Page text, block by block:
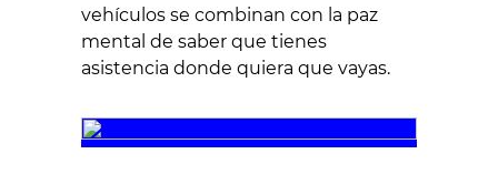
vehículos se combinan con la paz
mental de saber que tienes
asistencia donde quiera que vayas.